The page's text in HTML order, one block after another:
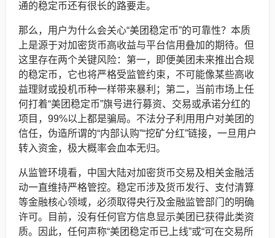
通的稳定币还有很长的路要走。
那么，用户为什么会关心“美团稳定币”的可靠性？本质
上是源于对加密货币高收益与平台信用叠加的期待。但
这里存在两个关键风险：第一，即便美团未来推出合规
的稳定币，它也将严格受监管约束，不可能像某些高收
益理财或投机币种一样带来暴利；第二，当前市场上任
何打着“美团稳定币”旗号进行募资、交易或承诺分红的
项目，99%以上都是骗局。不法分子利用用户对美团的
信任，伪造所谓的“内部认购”“挖矿分红”链接，一旦用户
转入资金，极大概率会血本无归。
从监管环境看，中国大陆对加密货币交易及相关金融活
动一直维持严格管控。稳定币涉及货币发行、支付清算
等金融核心领域，必须取得央行及金融监管部门的明确
许可。目前，没有任何官方信息显示美团已获得此类资
质。因此，任何声称“美团稳定币已上线”或“可在交易所